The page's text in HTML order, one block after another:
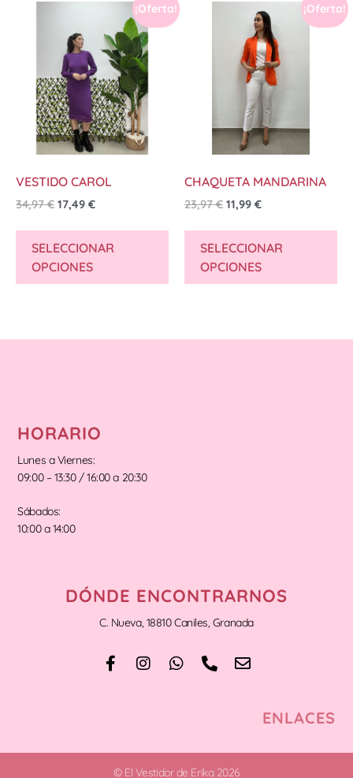
¡Oferta!
VESTIDO CAROL
34,97€ 17,49 €
SELECCIONAR
OPCIONES
¡Oferta!
CHAQUETA MANDARINA
23,97€ 11,99 €
SELECCIONAR
OPCIONES
HORARIO
Lunes a Viernes:
09:00 – 13:30 / 16:00 a 20:30
Sábados:
10:00 a 14:00
DÓNDE ENCONTRARNOS
C. Nueva, 18810 Caniles, Granada
ENLACES
© El Vestidor de Erika 2026